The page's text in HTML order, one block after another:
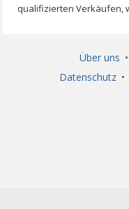
Über uns •
Datenschutz •